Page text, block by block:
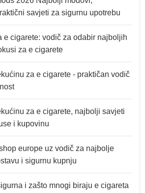
savjeti za sigurnu upotrebu
e cigarete: vodič za odabir najboljih
za e cigarete
za e cigarete - praktičan vodič
za e cigarete, najbolji savjeti
i kupovinu
europe uz vodič za najbolje
i sigurnu kupnju
i zašto mnogi biraju e cigareta